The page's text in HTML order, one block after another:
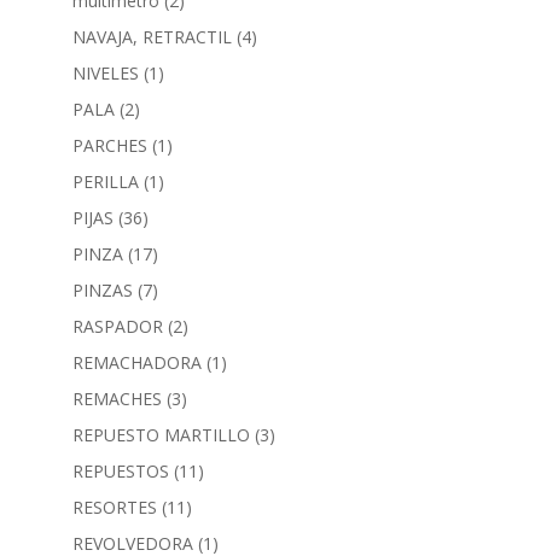
NAVAJA, RETRACTIL (4)
NIVELES (1)
PALA (2)
PARCHES (1)
PERILLA (1)
PIJAS (36)
PINZA (17)
PINZAS (7)
RASPADOR (2)
REMACHADORA (1)
REMACHES (3)
REPUESTO MARTILLO (3)
REPUESTOS (11)
RESORTES (11)
REVOLVEDORA (1)